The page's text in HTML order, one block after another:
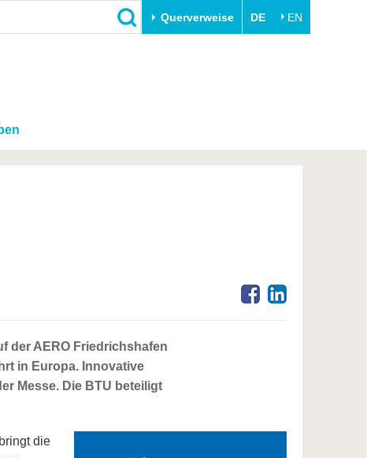
Querverweise DE EN
der AERO Friedrichshafen
in Europa. Innovative
Messe. Die BTU beteiligt
die